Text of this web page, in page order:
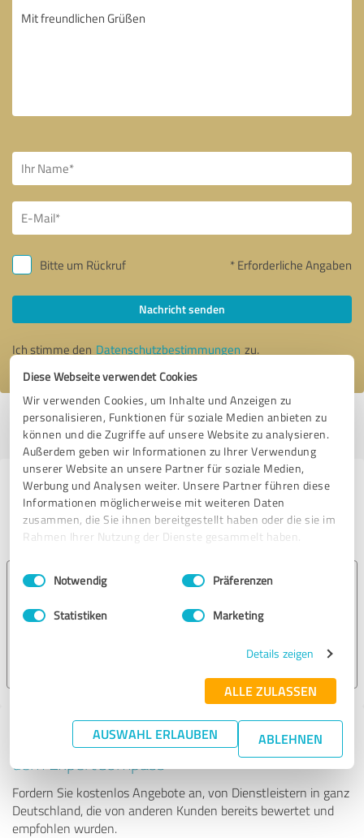
Diese Webseite verwendet Cookies
Wir verwenden Cookies, um Inhalte und Anzeigen zu
personalisieren, Funktionen für soziale Medien anbieten zu
können und die Zugriffe auf unsere Website zu analysieren.
Außerdem geben wir Informationen zu Ihrer Verwendung
unserer Website an unsere Partner für soziale Medien,
Werbung und Analysen weiter. Unsere Partner führen diese
Informationen möglicherweise mit weiteren Daten
zusammen, die Sie ihnen bereitgestellt haben oder die sie im
Rahmen Ihrer Nutzung der Dienste gesammelt haben.
Impressum Datenschutzbestimmungen
Einwilligungsauswahl
Notwendig Präferenzen
Statistiken Marketing
Details zeigen
ALLE ZULASSEN
AUSWAHL ERLAUBEN ABLEHNEN
Bitte um Rückruf * Erforderliche Angaben
Nachricht senden
Ich stimme den Datenschutzbestimmungen zu.
Profil aktiv seit 03.11.2023 |Letzte Aktualisierung: 19.07.2026|Profil
melden
Erfahrungen zu weiteren
Anbietern aus dem Bereich
Produktion
Insektum Mittelhessen GmbH
Tipp: Die passenden Experten finden - mit
dem ExpertCompass
Fordern Sie kostenlos Angebote an, von Dienstleistern in ganz
Deutschland, die von anderen Kunden bereits bewertet und
empfohlen wurden.